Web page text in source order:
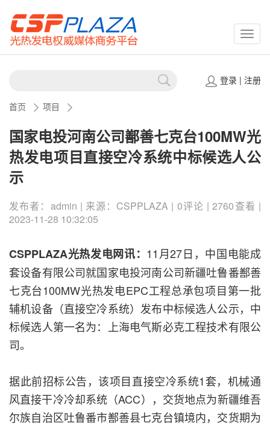
登录| 注册
首页 项目
国家电投河南公司鄯善七克台100MW光
热发电项目直接空冷系统中标候选人公
示
发布者：admin | 来源：CSPPLAZA | 0评论 | 2760查看 |
2023-11-28 10:32:05
CSPPLAZA光热发电网讯： 11月27日，中国电能成
套设备有限公司就国家电投河南公司新疆吐鲁番鄯善
七克台100MW光热发电EPC工程总承包项目第一批
辅机设备（直接空冷系统）发布中标候选人公示，中
标候选人第一名为：上海电气斯必克工程技术有限公
司。
据此前招标公告，该项目直接空冷系统1套，机械通
风直接干冷冷却系统（ACC），交货地点为新疆维吾
尔族自治区吐鲁番市鄯善县七克台镇境内，交货期为